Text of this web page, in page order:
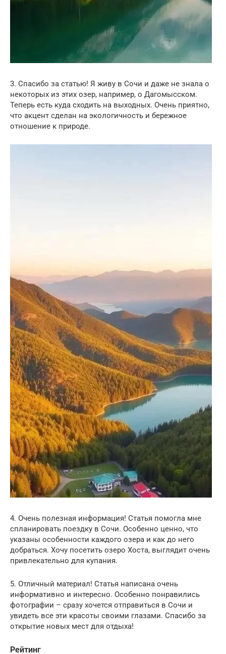
3. Спасибо за статью! Я живу в Сочи и даже не знала о
некоторых из этих озер, например, о Дагомысском.
Теперь есть куда сходить на выходных. Очень приятно,
что акцент сделан на экологичность и бережное
отношение к природе.
4. Очень полезная информация! Статья помогла мне
спланировать поездку в Сочи. Особенно ценно, что
указаны особенности каждого озера и как до него
добраться. Хочу посетить озеро Хоста, выглядит очень
привлекательно для купания.
5. Отличный материал! Статья написана очень
информативно и интересно. Особенно понравились
фотографии – сразу хочется отправиться в Сочи и
увидеть все эти красоты своими глазами. Спасибо за
открытие новых мест для отдыха!
Рейтинг